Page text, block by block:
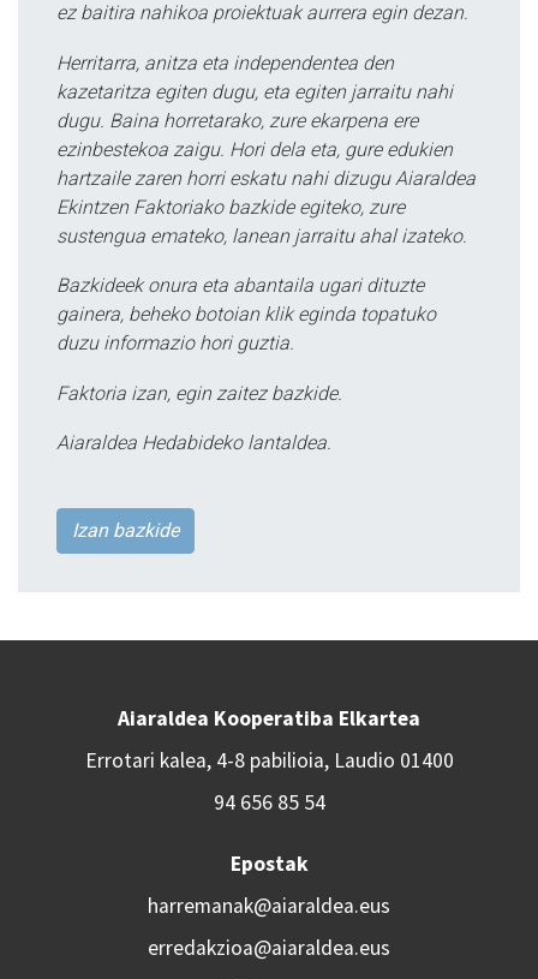
ez baitira nahikoa proiektuak aurrera egin dezan.
Herritarra, anitza eta independentea den
kazetaritza egiten dugu, eta egiten jarraitu nahi
dugu. Baina horretarako, zure ekarpena ere
ezinbestekoa zaigu. Hori dela eta, gure edukien
hartzaile zaren horri eskatu nahi dizugu Aiaraldea
Ekintzen Faktoriako bazkide egiteko, zure
sustengua emateko, lanean jarraitu ahal izateko.
Bazkideek onura eta abantaila ugari dituzte
gainera, beheko botoian klik eginda topatuko
duzu informazio hori guztia.
Faktoria izan, egin zaitez bazkide.
Aiaraldea Hedabideko lantaldea.
Izan bazkide
Aiaraldea Kooperatiba Elkartea
Errotari kalea, 4-8 pabilioia, Laudio 01400
94 656 85 54
Epostak
harremanak@aiaraldea.eus
erredakzioa@aiaraldea.eus